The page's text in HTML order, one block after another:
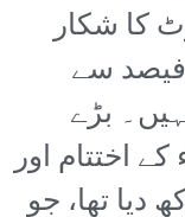
کا شکار
ہے، جبکہ جی ڈی پی میں 3 فیصد سے
بڑے
کی ہڑتالوں نے 2021ء کے اختتام اور
دیا تھا، جو